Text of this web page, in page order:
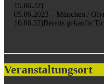
15.06.22)
05.06.2023 – München /
10.06.22)Bereits gekaufte
Veranstaltungsort